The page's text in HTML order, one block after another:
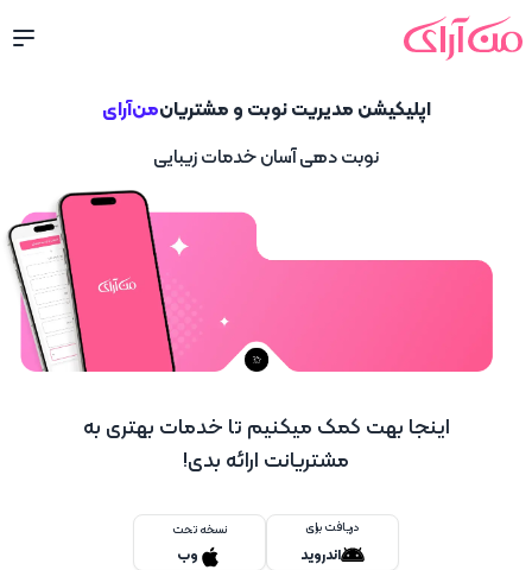
اپلیکیشن مدیریت نوبت و مشتریانمن‌آرای
نوبت دهی آسان خدمات زیبایی
اینجا بهت کمک میکنیم تا خدمات بهتری به
مشتریانت ارائه بدی!
دریافت برای
اندروید
نسخه تحت
وب